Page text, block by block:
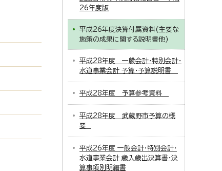
26年度版
平成26年度決算付属資料(主要な
施策の成果に関する説明書他)
平成28年度 一般会計・特別会計・
水道事業会計 予算・予算説明書
平成28年度 予算参考資料
平成28年度 武蔵野市予算の概
要
平成26年度 一般会計・特別会計・
水道事業会計 歳入歳出決算書・決
算事項別明細書